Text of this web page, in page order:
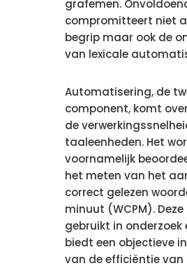
grafemen.
compromitteert niet
begrip maar ook de
van lexicale
Automatisering, de
component, komt
de
taaleenheden. Het
voornamelijk
het meten van het
correct gelezen
minuut (WCPM).
gebruikt in onderzoek
biedt een objectieve
van de efficiëntie van